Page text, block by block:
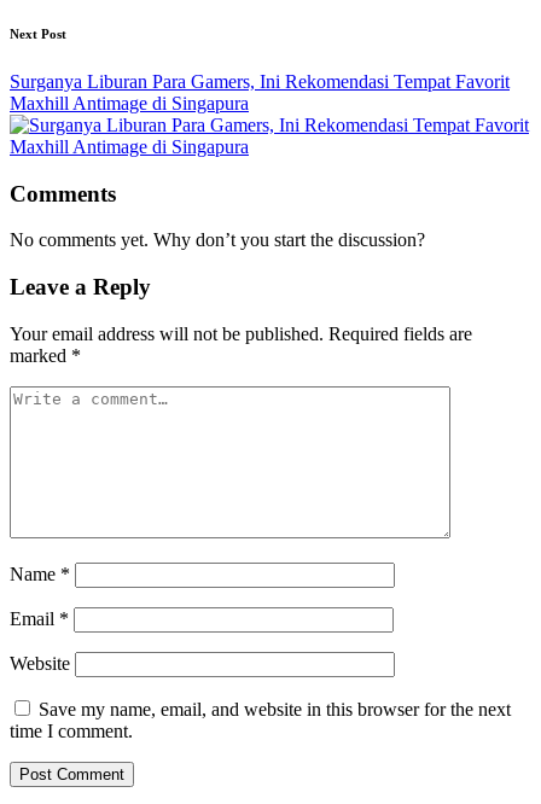
Next Post
Surganya Liburan Para Gamers, Ini Rekomendasi Tempat Favorit
Maxhill Antimage di Singapura
Comments
No comments yet. Why don’t you start the discussion?
Leave a Reply
Your email address will not be published. Required fields are
marked *
Name *
Email *
Website
Save my name, email, and website in this browser for the next
time I comment.